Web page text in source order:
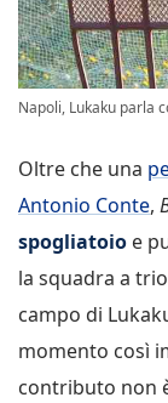
Napoli, Lukaku parla
Oltre che una
Antonio Conte,
spogliatoio e
la squadra a
campo di
momento così
contributo non